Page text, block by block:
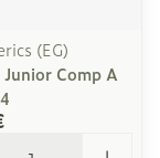
(EG)
Comp A